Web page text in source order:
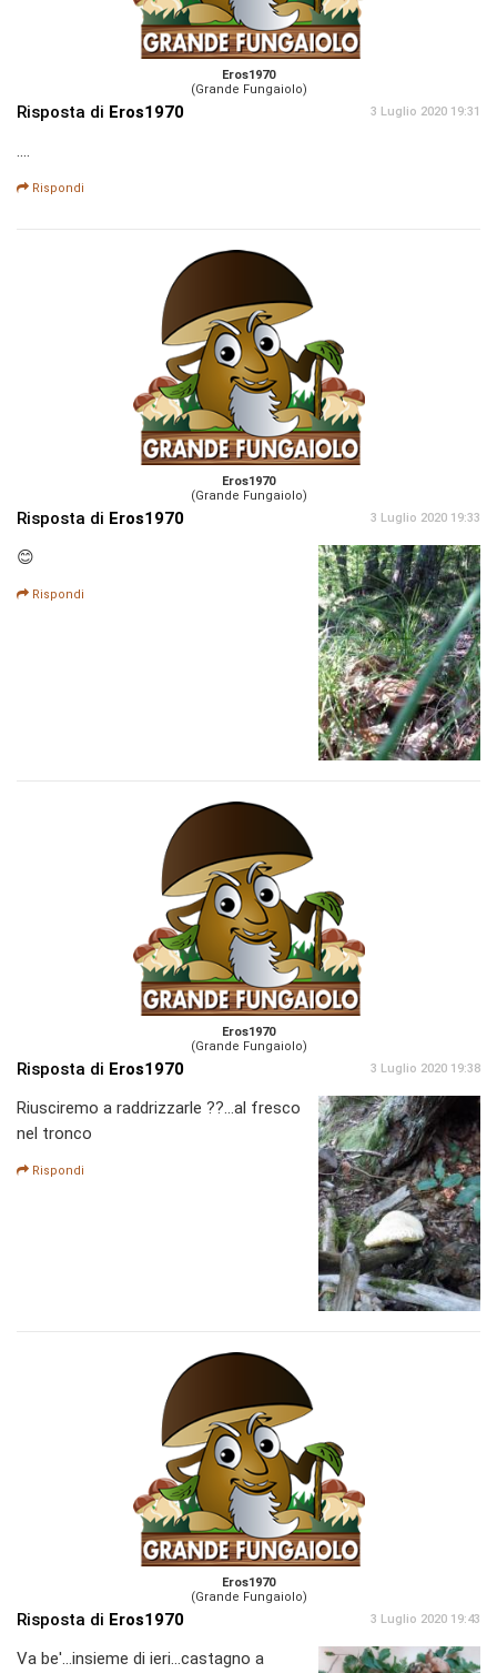
Eros1970
(Grande Fungaiolo)
Risposta di Eros1970 3 Luglio 2020 19:31
....
Rispondi
Eros1970
(Grande Fungaiolo)
Risposta di Eros1970 3 Luglio 2020 19:33
😊
Rispondi
Eros1970
(Grande Fungaiolo)
Risposta di Eros1970 3 Luglio 2020 19:38
Riusciremo a raddrizzarle ??...al fresco
nel tronco
Rispondi
Eros1970
(Grande Fungaiolo)
Risposta di Eros1970 3 Luglio 2020 19:43
Va be'...insieme di ieri...castagno a